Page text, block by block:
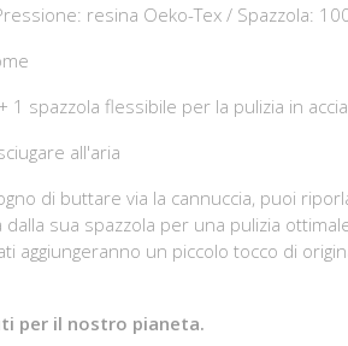
resina Oeko-Tex / Spazzola:
1 spazzola flessibile per la pulizia in
all'aria
di buttare via la cannuccia, puoi
sua spazzola per una pulizia
aggiungeranno un piccolo tocco di
per il nostro pianeta.